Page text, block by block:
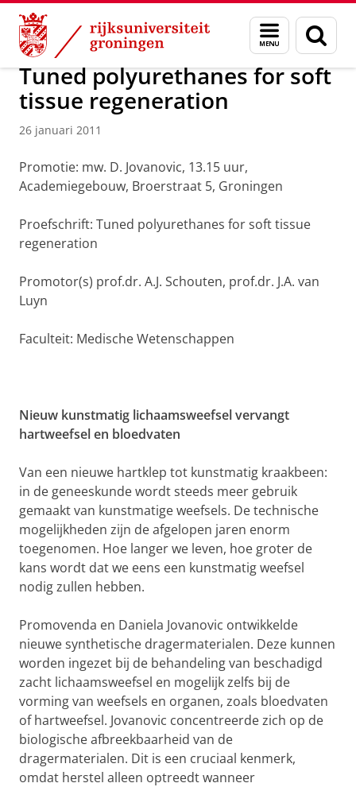
Skip
Content
Skip
Navigation
Menu
en
zoeken
Over ons Actueel Nieuws Nieuwsberichten
Tuned polyurethanes for soft
tissue regeneration
26 januari 2011
Promotie: mw. D. Jovanovic, 13.15 uur,
Academiegebouw, Broerstraat 5, Groningen
Proefschrift: Tuned polyurethanes for soft tissue
regeneration
Promotor(s) prof.dr. A.J. Schouten, prof.dr. J.A. van
Luyn
Faculteit: Medische Wetenschappen
Nieuw kunstmatig lichaamsweefsel vervangt
hartweefsel en bloedvaten
Van een nieuwe hartklep tot kunstmatig kraakbeen:
in de geneeskunde wordt steeds meer gebruik
gemaakt van kunstmatige weefsels. De technische
mogelijkheden zijn de afgelopen jaren enorm
toegenomen. Hoe langer we leven, hoe groter de
kans wordt dat we eens een kunstmatig weefsel
nodig zullen hebben.
Promovenda en Daniela Jovanovic ontwikkelde
nieuwe synthetische dragermaterialen. Deze kunnen
worden ingezet bij de behandeling van beschadigd
zacht lichaamsweefsel en mogelijk zelfs bij de
vorming van weefsels en organen, zoals bloedvaten
of hartweefsel. Jovanovic concentreerde zich op de
biologische afbreekbaarheid van de
dragermaterialen. Dit is een cruciaal kenmerk,
omdat herstel alleen optreedt wanneer